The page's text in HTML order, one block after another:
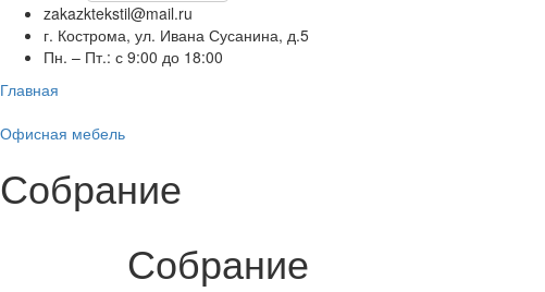
zakazktekstil@mail.ru
г. Кострома, ул. Ивана Сусанина, д.5
Пн. – Пт.: с 9:00 до 18:00
Главная
Офисная мебель
Собрание
Собрание